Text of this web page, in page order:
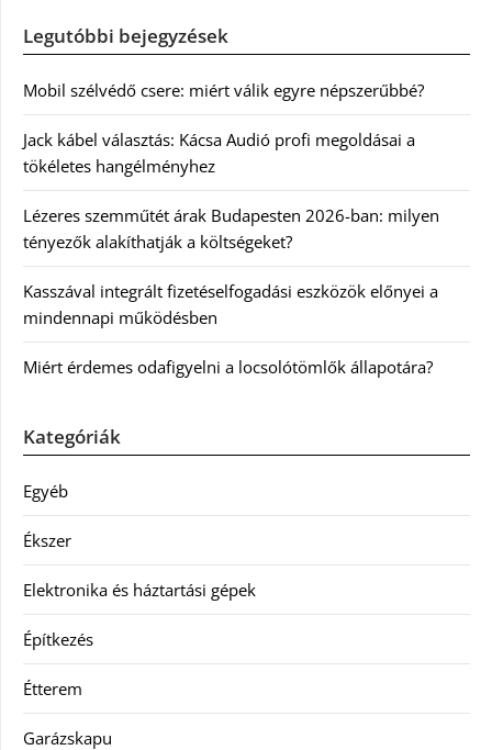
Legutóbbi bejegyzések
Mobil szélvédő csere: miért válik egyre népszerűbbé?
Jack kábel választás: Kácsa Audió profi megoldásai a
tökéletes hangélményhez
Lézeres szemműtét árak Budapesten 2026-ban: milyen
tényezők alakíthatják a költségeket?
Kasszával integrált fizetéselfogadási eszközök előnyei a
mindennapi működésben
Miért érdemes odafigyelni a locsolótömlők állapotára?
Kategóriák
Egyéb
Ékszer
Elektronika és háztartási gépek
Építkezés
Étterem
Garázskapu